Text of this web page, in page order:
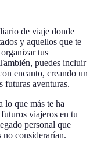
de viaje donde
y aquellos que te
tus
puedes incluir
encanto, creando un
futuras aventuras.
lo que más te ha
viajeros en tu
personal que
no considerarían.